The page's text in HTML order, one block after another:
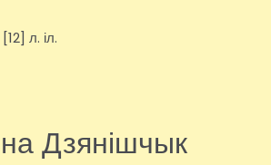
л. іл.
Дзянішчык